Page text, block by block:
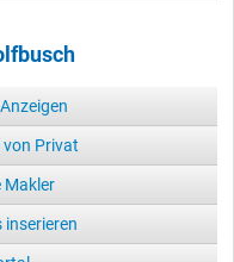
Privat
Makler
inserieren